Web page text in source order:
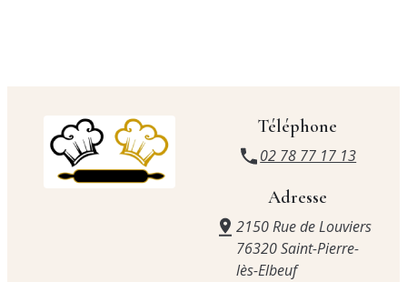
Téléphone
02 78 77 17 13
Adresse
2150 Rue de Louviers
76320 Saint-Pierre-
lès-Elbeuf